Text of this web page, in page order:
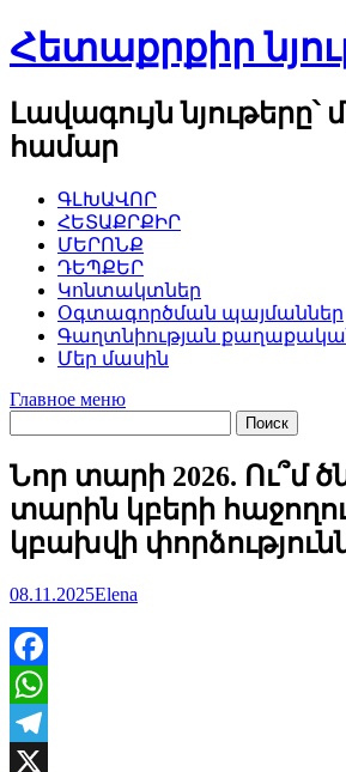
Перейти
к
Հետաքրքիր
Լավագույն նյութերը՝
համար
ԳԼԽԱՎՈՐ
ՀԵՏԱՔՐՔԻՐ
ՄԵՐՈՆՔ
ԴԵՊՔԵՐ
Կոնտակտներ
Օգտագործման պայմաններ
Գաղտնիության
Մեր մասին
Главное меню
Նոր տարի 2026. Ու՞մ
տարին կբերի
կբախվի
08.11.2025Elena
Facebook
WhatsApp
Telegram